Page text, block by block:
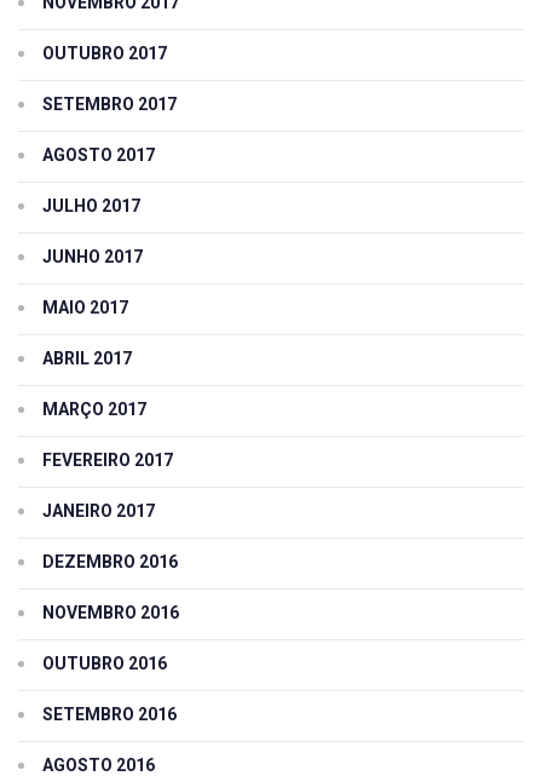
OUTUBRO 2017
SETEMBRO 2017
AGOSTO 2017
JULHO 2017
JUNHO 2017
MAIO 2017
ABRIL 2017
MARÇO 2017
FEVEREIRO 2017
JANEIRO 2017
DEZEMBRO 2016
NOVEMBRO 2016
OUTUBRO 2016
SETEMBRO 2016
AGOSTO 2016